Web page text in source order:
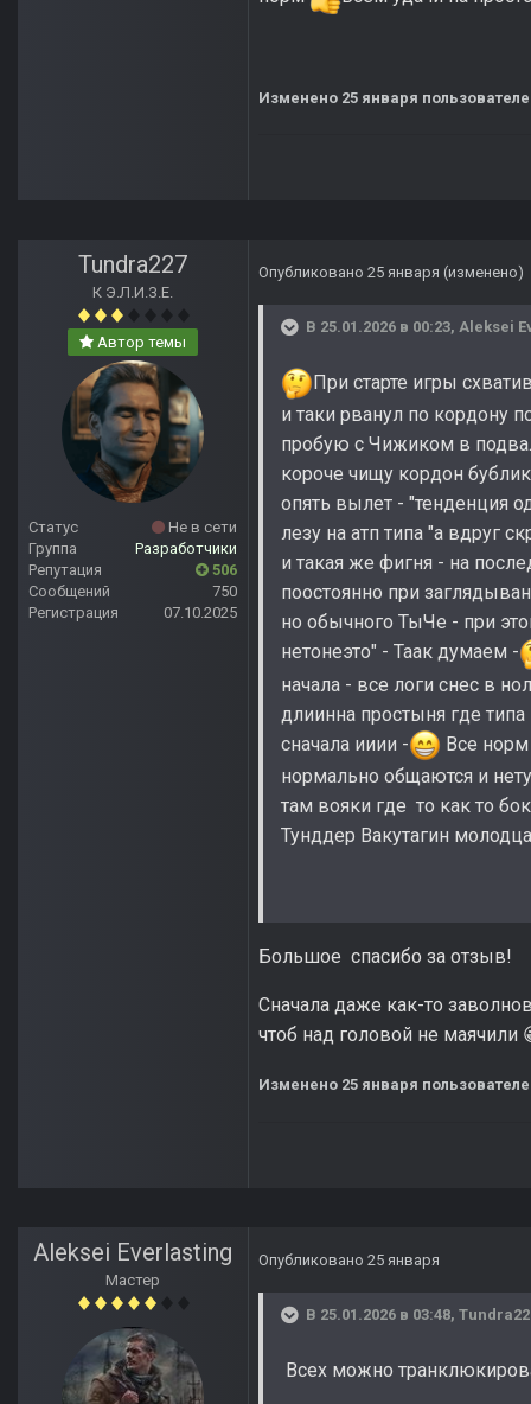
Изменено 25 января
Tundra227
К Э.Л.И.З.Е.
Автор темы
Статус
Не в сети
Группа
Разработчики
Репутация
506
Сообщений
750
Регистрация
07.10.2025
Опубликовано 25 января (изменено)
В 25.01.2026 в 00:23, Aleksei
При старте игры
и таки рванул по кордону
пробую с Чижиком в
короче чищу кордон
опять вылет - "тенденция
лезу на атп типа "а вдруг
и такая же фигня - на
поостоянно при
но обычного ТыЧе - при
нетонеэто" - Таак думаем -
начала - все логи снес в
длиинна простыня где
сначала ииии -
Все
нормально общаются и
там вояки где то как то
Тунддер Вакутагин молодца
Большое спасибо за отзыв!
Сначала даже как-то
чтоб над головой не маячили
Изменено 25 января
Aleksei Everlasting
Мастер
Опубликовано 25 января
В 25.01.2026 в 03:48,
Всех можно